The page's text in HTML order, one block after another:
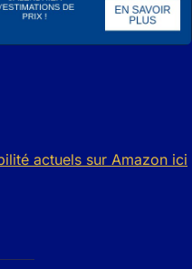
actuels sur Amazon ici